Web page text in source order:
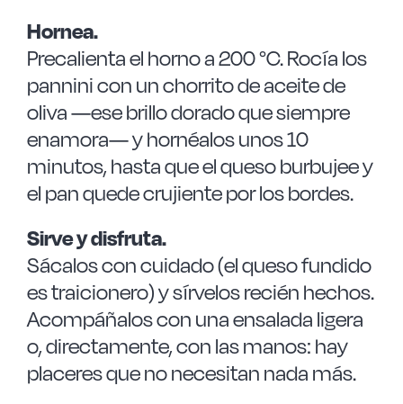
Hornea.
Precalienta el horno a 200 °C. Rocía los
pannini con un chorrito de aceite de
oliva —ese brillo dorado que siempre
enamora— y hornéalos unos 10
minutos, hasta que el queso burbujee y
el pan quede crujiente por los bordes.
Sirve y disfruta.
Sácalos con cuidado (el queso fundido
es traicionero) y sírvelos recién hechos.
Acompáñalos con una ensalada ligera
o, directamente, con las manos: hay
placeres que no necesitan nada más.